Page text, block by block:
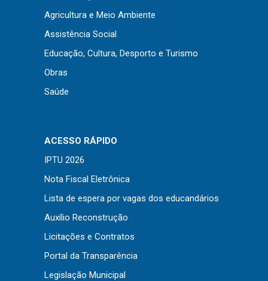
experiência mais relevante, lembrando suas
preferências e visitas repetidas. Ao clicar em
cookies..
Agricultura e Meio Ambiente
Assistência Social
Educação, Cultura, Desporto e Turismo
Obras
Saúde
ACESSO RÁPIDO
IPTU 2026
Nota Fiscal Eletrônica
Lista de espera por vagas dos educandários
Auxílio Reconstrução
Licitações e Contratos
Portal da Transparência
Legislação Municipal